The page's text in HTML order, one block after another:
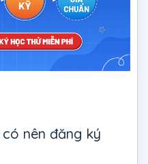
nên đăng ký